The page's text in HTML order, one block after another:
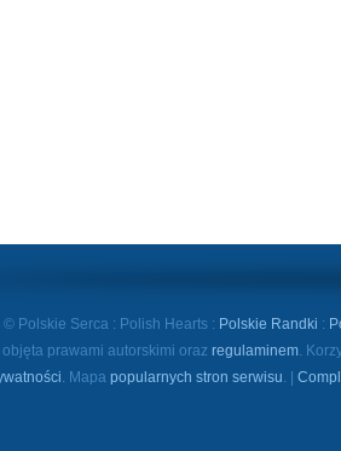
© Polskie Serca : Polish Hearts : Polskie Randki :
prawami autorskimi oraz regulaminem.
. Mapa popularnych stron serwisu. |